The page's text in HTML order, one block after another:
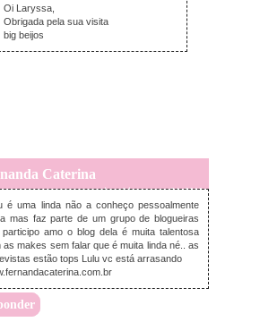
Oi Laryssa,
Obrigada pela sua visita
big beijos
Caterina
quinta-feira, março 24, 2016
é uma linda não a conheço pessoalmente
mas faz parte de um grupo de blogueiras
participo amo o blog dela é muita talentosa
as makes sem falar que é muita linda né.. as
estão tops Lulu vc está arrasando